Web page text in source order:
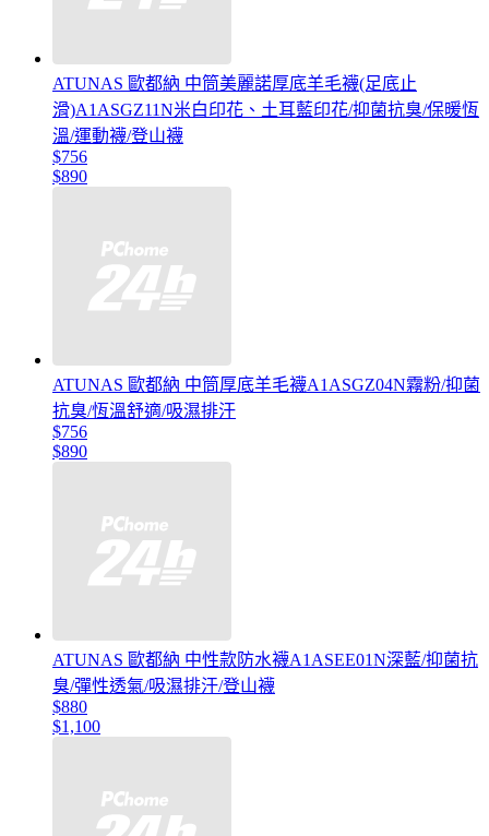
ATUNAS 歐都納 中筒美麗諾厚底羊毛襪(足底止
滑)A1ASGZ11N米白印花、土耳藍印花/抑菌抗臭/保暖恆
溫/運動襪/登山襪
$756
$890
ATUNAS 歐都納 中筒厚底羊毛襪A1ASGZ04N霧粉/抑菌
抗臭/恆溫舒適/吸濕排汗
$756
$890
ATUNAS 歐都納 中性款防水襪A1ASEE01N深藍/抑菌抗
臭/彈性透氣/吸濕排汗/登山襪
$880
$1,100